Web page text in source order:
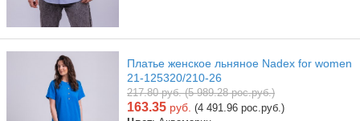
Платье женское льняное Nadex for women
21-125320/210-26
217.80 руб. (5 989.28 рос.руб.)
163.35 руб. (4 491.96 рос.руб.)